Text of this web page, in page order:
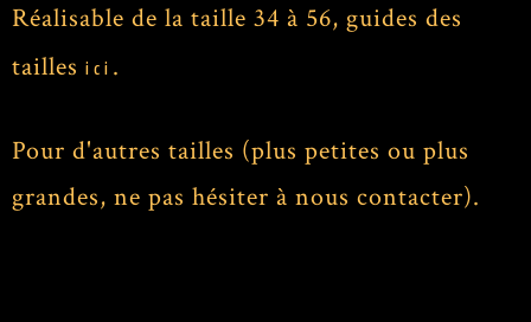
Réalisable de la taille 34 à 56, guides des
tailles ici .
Pour d'autres tailles (plus petites ou plus
grandes, ne pas hésiter à nous contacter).